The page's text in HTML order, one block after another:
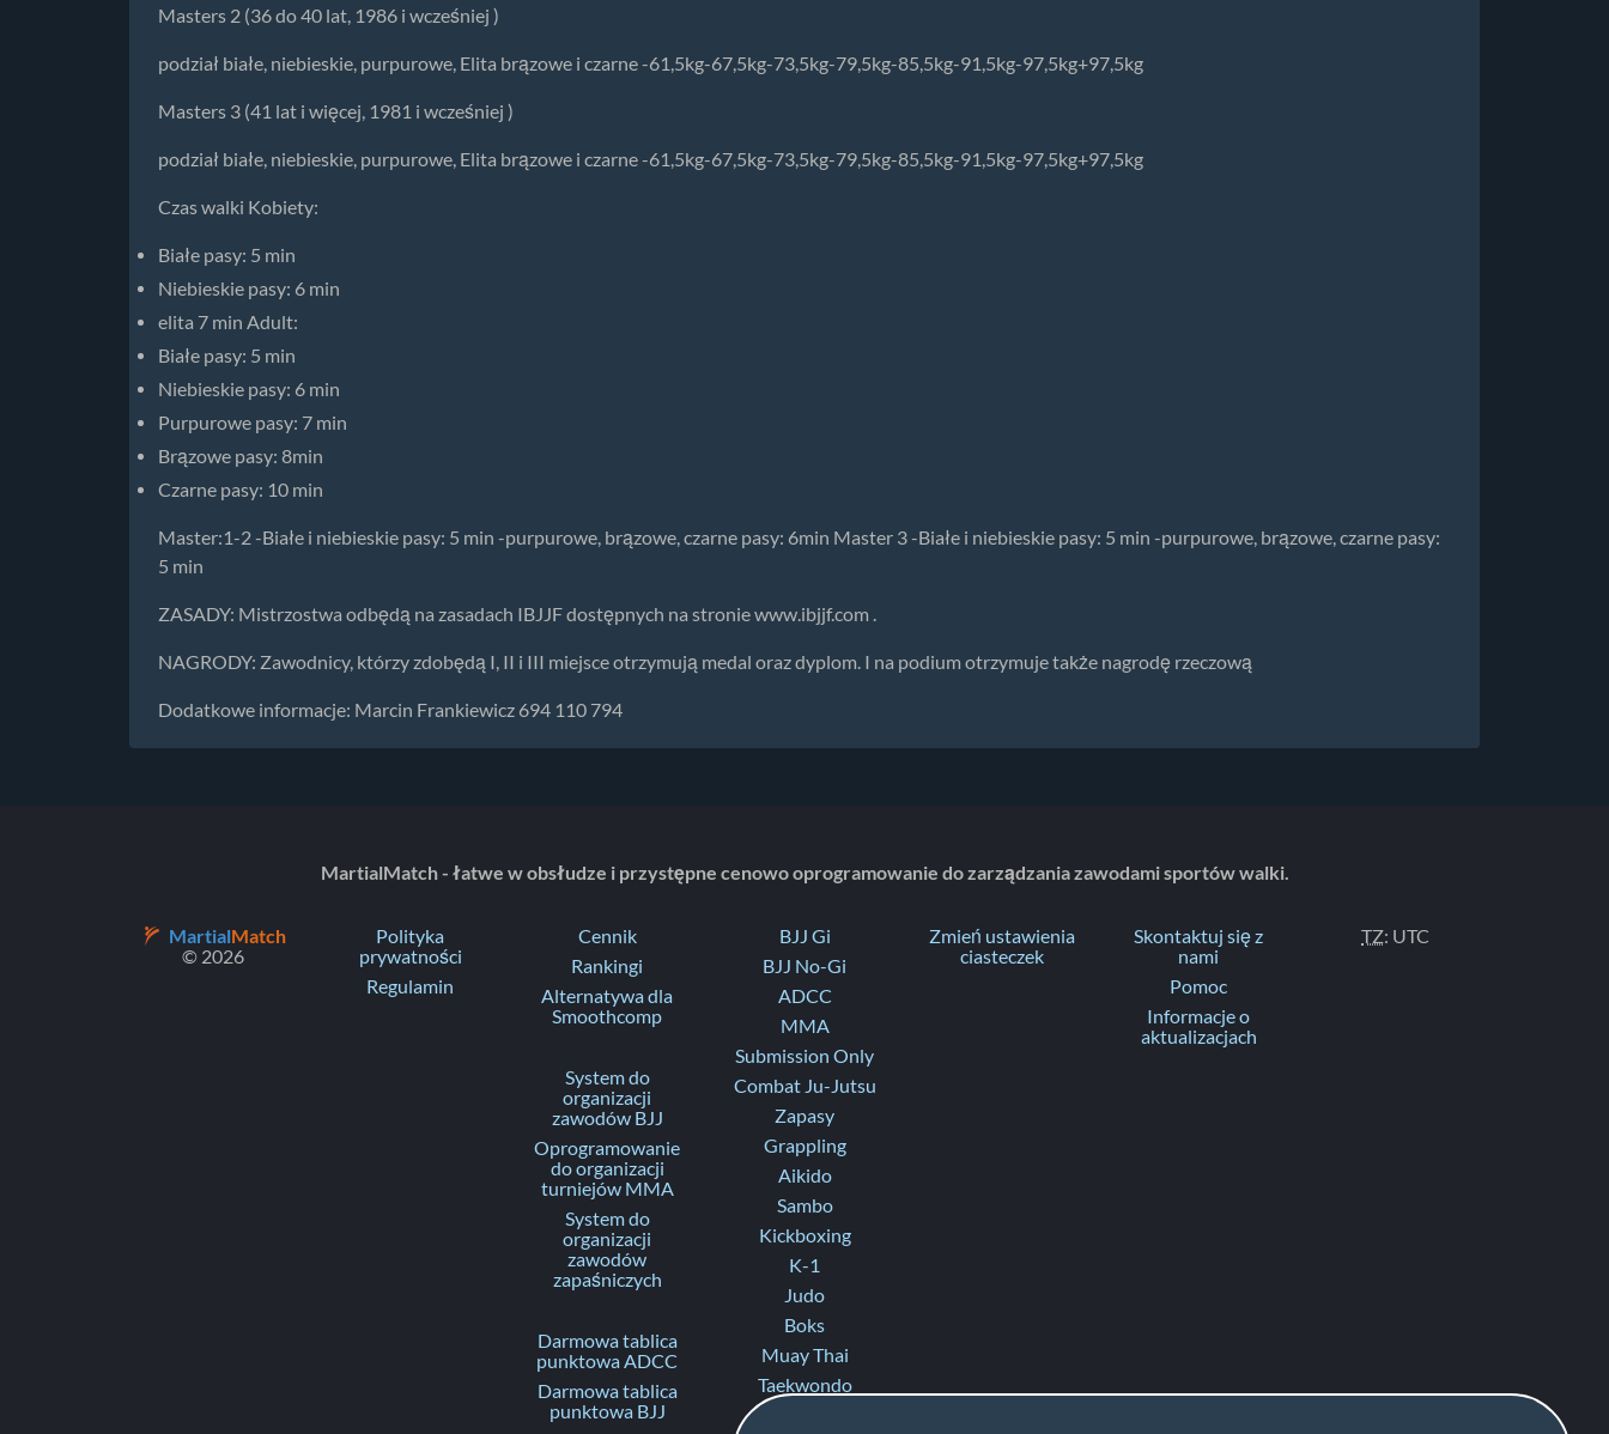
Masters 2 (36 do 40 lat, 1986 i wcześniej )
podział białe, niebieskie, purpurowe, Elita brązowe i czarne -61,5kg-67,5kg-73,5kg-79,5kg-85,5kg-91,5kg-97,5kg+97,5kg
Masters 3 (41 lat i więcej, 1981 i wcześniej )
podział białe, niebieskie, purpurowe, Elita brązowe i czarne -61,5kg-67,5kg-73,5kg-79,5kg-85,5kg-91,5kg-97,5kg+97,5kg
Czas walki Kobiety:
Białe pasy: 5 min
Niebieskie pasy: 6 min
elita 7 min Adult:
Białe pasy: 5 min
Niebieskie pasy: 6 min
Purpurowe pasy: 7 min
Brązowe pasy: 8min
Czarne pasy: 10 min
Master:1-2 -Białe i niebieskie pasy: 5 min -purpurowe, brązowe, czarne pasy: 6min Master 3 -Białe i niebieskie pasy: 5 min -purpurowe, brązowe, czarne pasy:
5 min
ZASADY: Mistrzostwa odbędą na zasadach IBJJF dostępnych na stronie www.ibjjf.com .
NAGRODY: Zawodnicy, którzy zdobędą I, II i III miejsce otrzymują medal oraz dyplom. I na podium otrzymuje także nagrodę rzeczową
Dodatkowe informacje: Marcin Frankiewicz 694 110 794
MartialMatch - łatwe w obsłudze i przystępne cenowo oprogramowanie do zarządzania zawodami sportów walki.
MartialMatch
© 2026
Polityka
prywatności
Regulamin
Cennik
Rankingi
Alternatywa dla
Smoothcomp
System do
organizacji
zawodów BJJ
Oprogramowanie
do organizacji
turniejów MMA
System do
organizacji
zawodów
zapaśniczych
Darmowa tablica
punktowa ADCC
Darmowa tablica
punktowa BJJ
BJJ Gi
BJJ No-Gi
ADCC
MMA
Submission Only
Combat Ju-Jutsu
Zapasy
Grappling
Aikido
Sambo
Kickboxing
K-1
Judo
Boks
Muay Thai
Taekwondo
Zmień ustawienia
ciasteczek
Skontaktuj się z
nami
Pomoc
Informacje o
aktualizacjach
TZ: UTC